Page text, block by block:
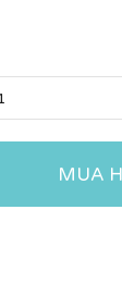
MUA